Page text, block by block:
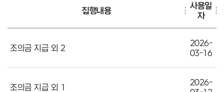
집행내용
사용일
자
조의금 지급 외 2
2026-
03-16
조의금 지급 외 1
2026-